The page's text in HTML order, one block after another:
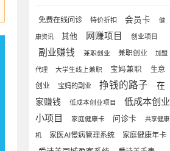
免费在线问诊 特价折扣 会员卡 健
康资讯 其他 网赚项目 创业项目
副业赚钱 兼职创业 兼职创业 加盟
代理 大学生线上兼职 宝妈兼职
生意
创业
宝妈的副业 挣钱的路子
在
家赚钱
低成本创业项目
低成本创业
小项目
家庭健康卡 问诊卡 共享健康
机 家医AI慢病管理系统
家庭健康年卡